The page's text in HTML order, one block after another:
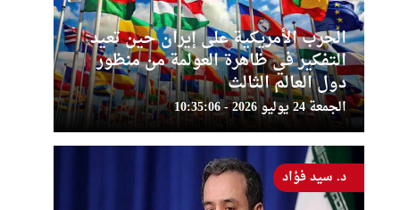
الحرب الأمريكية على إيران حين تعيد
التفكير في ظاهرة العولمة من منظور
دول العالم الثالث
الجمعة 24 يوليو 2026 - 10:35:06
د. سيد فؤاد